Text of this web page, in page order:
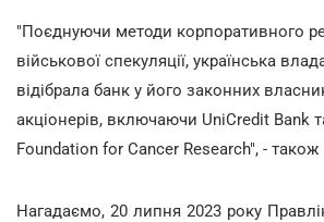
"Поєднуючи методи корпоративного
військової спекуляції, українська
відібрала банк у його законних
акціонерів, включаючи UniCredit Bank
Foundation for Cancer Research", - також
Нагадаємо, 20 липня 2023 року